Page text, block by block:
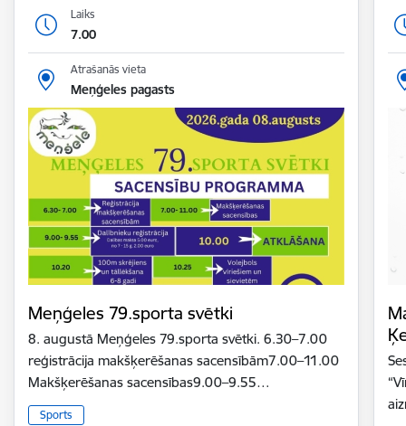
Laiks
7.00
Atrašanās vieta
Meņģeles pagasts
Meņģeles 79.sporta svētki
8. augustā Meņģeles 79.sporta svētki. 6.30–7.00
reģistrācija makšķerēšanas sacensībām7.00–11.00
Makšķerēšanas sacensības9.00–9.55…
Sports